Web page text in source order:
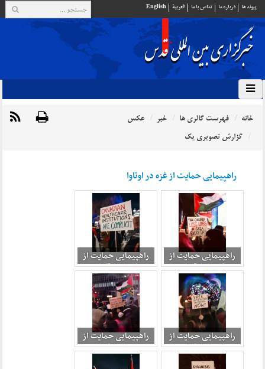
پيوند ها درباره ما تماس با ما العربية English
خانه فهرست گالری ها خبر
عکس
گزارش تصویری یک
راهپیمایی حمایت از غزه در اوتاوا
راهپیمایی حمایت از
غزه در اوتاوا 2
راهپیمایی حمایت از
غزه در اوتاوا 3
راهپیمایی حمایت از
غزه در اوتاوا 2
راهپیمایی حمایت از
غزه در اوتاوا 2